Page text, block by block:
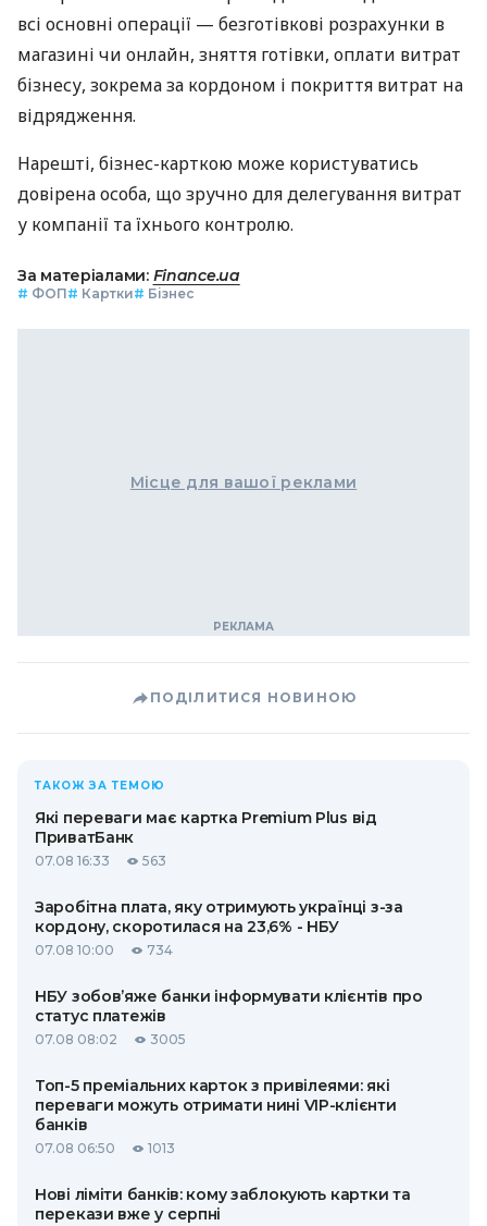
всі основні операції — безготівкові розрахунки в
магазині чи онлайн, зняття готівки, оплати витрат
бізнесу, зокрема за кордоном і покриття витрат на
відрядження.
Нарешті, бізнес-карткою може користуватись
довірена особа, що зручно для делегування витрат
у компанії та їхнього контролю.
За матеріалами: Finance.ua
# ФОП# Картки# Бізнес
Місце для вашої реклами
ПОДІЛИТИСЯ НОВИНОЮ
ТАКОЖ ЗА ТЕМОЮ
Які переваги має картка Premium Plus від
ПриватБанк
07.08 16:33 563
Заробітна плата, яку отримують українці з-за
кордону, скоротилася на 23,6% - НБУ
07.08 10:00 734
НБУ зобов’яже банки інформувати клієнтів про
статус платежів
07.08 08:02 3005
Топ-5 преміальних карток з привілеями: які
переваги можуть отримати нині VIP-клієнти
банків
07.08 06:50 1013
Нові ліміти банків: кому заблокують картки та
перекази вже у серпні